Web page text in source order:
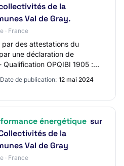
de la
Val de Gray.
· France
par des attestations du
une déclaration de
OPQIBI 1905 :
Date de publication: 12 mai 2024
énergétique sur
de la
Val de Gray
· France